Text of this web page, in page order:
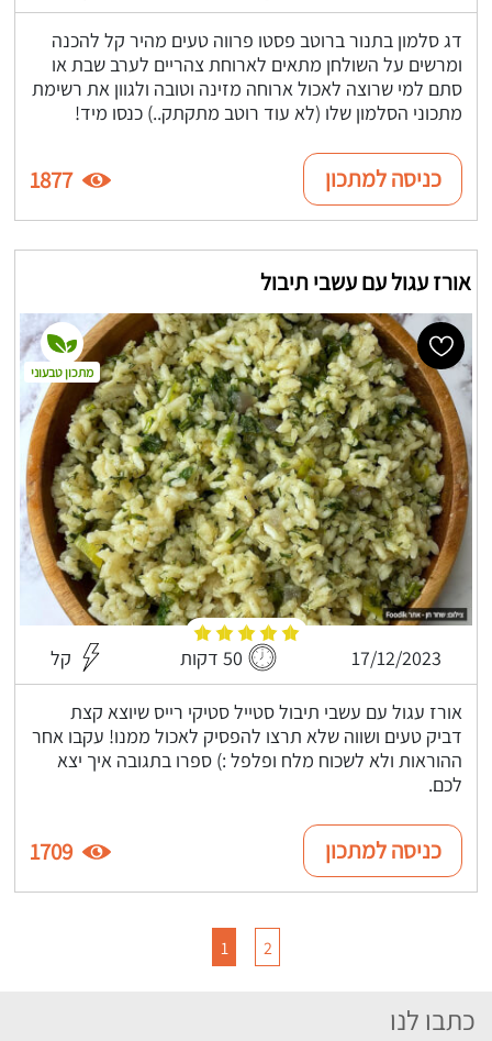
דג סלמון בתנור ברוטב פסטו פרווה טעים מהיר קל להכנה
ומרשים על השולחן מתאים לארוחת צהריים לערב שבת או
סתם למי שרוצה לאכול ארוחה מזינה וטובה ולגוון את רשימת
מתכוני הסלמון שלו (לא עוד רוטב מתקתק..) כנסו מיד!
כניסה למתכון 1877
אורז עגול עם עשבי תיבול
17/12/2023 50 דקות קל
אורז עגול עם עשבי תיבול סטייל סטיקי רייס שיוצא קצת
דביק טעים ושווה שלא תרצו להפסיק לאכול ממנו! עקבו אחר
ההוראות ולא לשכוח מלח ופלפל :) ספרו בתגובה איך יצא
לכם.
מתכון טבעוני
כניסה למתכון 1709
1 2
כתבו לנו